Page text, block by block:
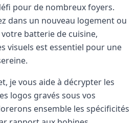
pour de nombreux foyers.
dans un nouveau logement ou
batterie de cuisine,
visuels est essentiel pour une
je vous aide à décrypter les
logos gravés sous vos
ensemble les spécificités